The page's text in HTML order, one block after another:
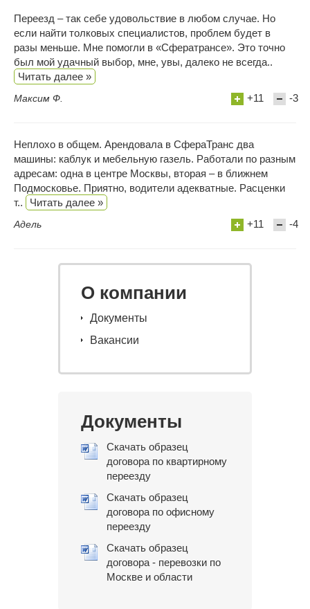
Переезд – так себе удовольствие в любом случае. Но
если найти толковых специалистов, проблем будет в
разы меньше. Мне помогли в «Сфератрансе». Это точно
был мой удачный выбор, мне, увы, далеко не всегда..
Читать далее »
Максим Ф. +11 -3
Неплохо в общем. Арендовала в СфераТранс два
машины: каблук и мебельную газель. Работали по разным
адресам: одна в центре Москвы, вторая – в ближнем
Подмосковье. Приятно, водители адекватные. Расценки
т..
Читать далее »
Адель +11 -4
О компании
Документы
Вакансии
Документы
Скачать образец
договора по квартирному
переезду
Скачать образец
договора по офисному
переезду
Скачать образец
договора - перевозки по
Москве и области